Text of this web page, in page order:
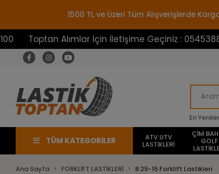
1500 TL ve Üzeri Tüm Alışverişlerde
Alımlar İçin İletişime Geçiniz : 05453883100
En Yeniler
TÜM KATEGORİLER ATV UTV
LASTİKLERİ
ÇİM
GOLF
Ana Sayfa FORKLİFT LASTİKLERİ 8.25-15 Forklift Lastikleri